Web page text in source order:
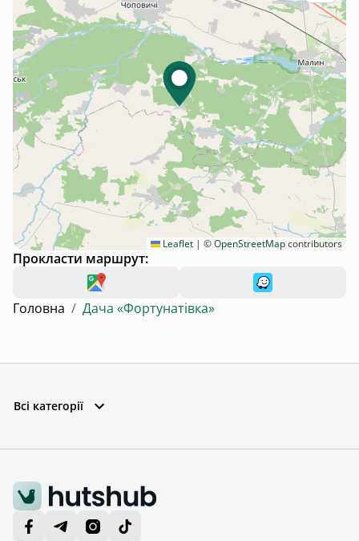
Leaflet | ©OpenStreetMapcontributors
Прокласти маршрут:
Головна / Дача «Фортунатівка»
Всі категорії